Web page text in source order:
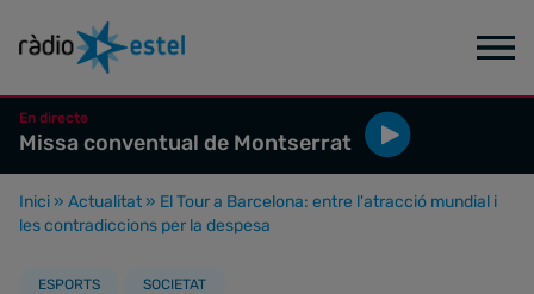
En directe
Missa conventual de Montserrat
Inici » Actualitat » El Tour a Barcelona: entre l'atracció mundial i
les contradiccions per la despesa
ESPORTS SOCIETAT